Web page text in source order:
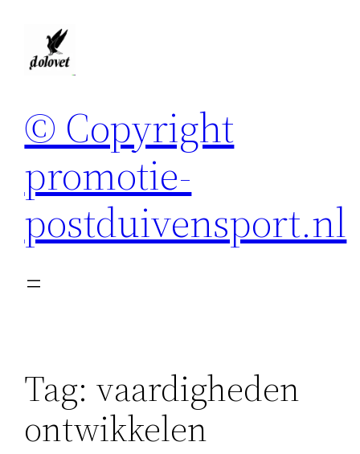
© Copyright
promotie-
postduivensport.nl
Tag: vaardigheden
ontwikkelen